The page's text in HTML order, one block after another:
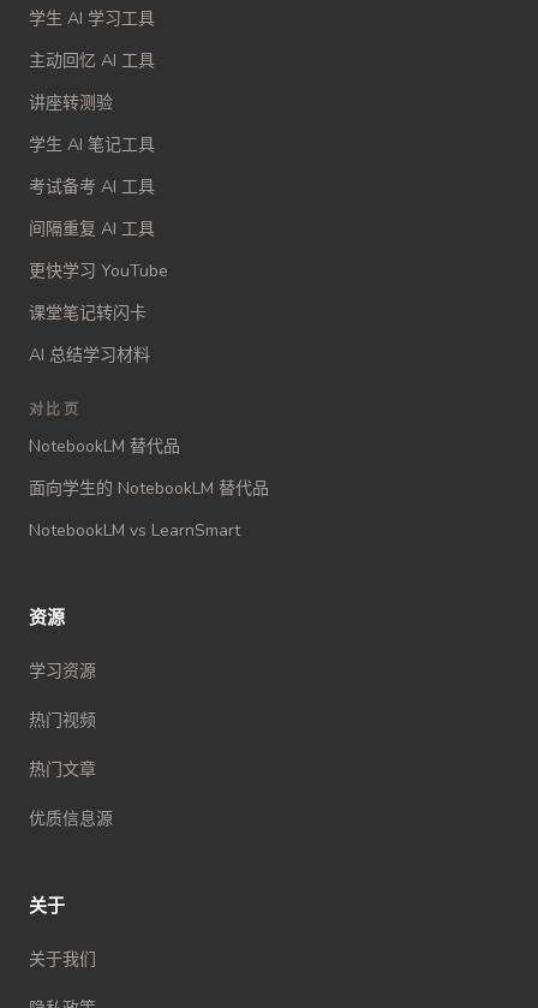
学生 AI 学习工具
主动回忆 AI 工具
讲座转测验
学生 AI 笔记工具
考试备考 AI 工具
间隔重复 AI 工具
更快学习 YouTube
课堂笔记转闪卡
AI 总结学习材料
对比页
NotebookLM 替代品
面向学生的 NotebookLM 替代品
NotebookLM vs LearnSmart
资源
学习资源
热门视频
热门文章
优质信息源
关于
关于我们